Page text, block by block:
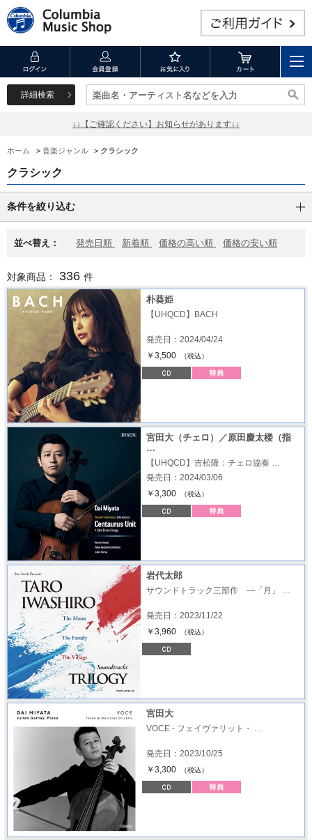
詳細検索 楽曲名・アーティスト名などを入力
楽曲名・アーティスト名などを入力
↓↓【ご確認ください】お知らせがあります↓↓
ホーム > 音楽ジャンル > クラシック
クラシック
条件を絞り込む
並べ替え： 発売日順 新着順 価格の高い順 価格の安い順
対象商品： 336 件
朴葵姫
【UHQCD】BACH
発売日：2024/04/24
￥3,500
（税込）
宮田大（チェロ）／原田慶太楼（指
…
【UHQCD】吉松隆：チェロ協奏 …
発売日：2024/03/06
￥3,300
（税込）
岩代太郎
サウンドトラック三部作 ―「月」 …
発売日：2023/11/22
￥3,960
（税込）
宮田大
VOCE - フェイヴァリット・ …
発売日：2023/10/25
￥3,300
（税込）